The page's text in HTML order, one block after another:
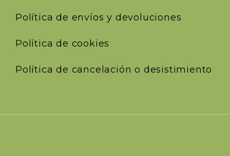
Política de envíos y devoluciones
Política de cookies
Política de cancelación o desistimiento